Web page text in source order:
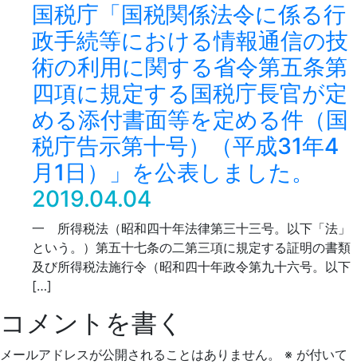
国税庁「国税関係法令に係る行
政手続等における情報通信の技
術の利用に関する省令第五条第
四項に規定する国税庁長官が定
める添付書面等を定める件（国
税庁告示第十号）（平成31年4
月1日）」を公表しました。
2019.04.04
一 所得税法（昭和四十年法律第三十三号。以下「法」
という。）第五十七条の二第三項に規定する証明の書類
及び所得税法施行令（昭和四十年政令第九十六号。以下
[…]
コメントを書く
メールアドレスが公開されることはありません。 ※ が付いて